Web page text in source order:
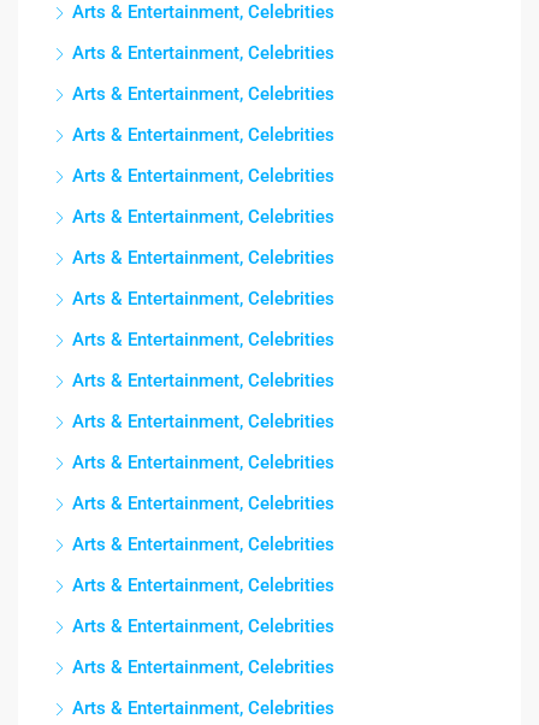
Arts & Entertainment, Celebrities
Arts & Entertainment, Celebrities
Arts & Entertainment, Celebrities
Arts & Entertainment, Celebrities
Arts & Entertainment, Celebrities
Arts & Entertainment, Celebrities
Arts & Entertainment, Celebrities
Arts & Entertainment, Celebrities
Arts & Entertainment, Celebrities
Arts & Entertainment, Celebrities
Arts & Entertainment, Celebrities
Arts & Entertainment, Celebrities
Arts & Entertainment, Celebrities
Arts & Entertainment, Celebrities
Arts & Entertainment, Celebrities
Arts & Entertainment, Celebrities
Arts & Entertainment, Celebrities
Arts & Entertainment, Celebrities